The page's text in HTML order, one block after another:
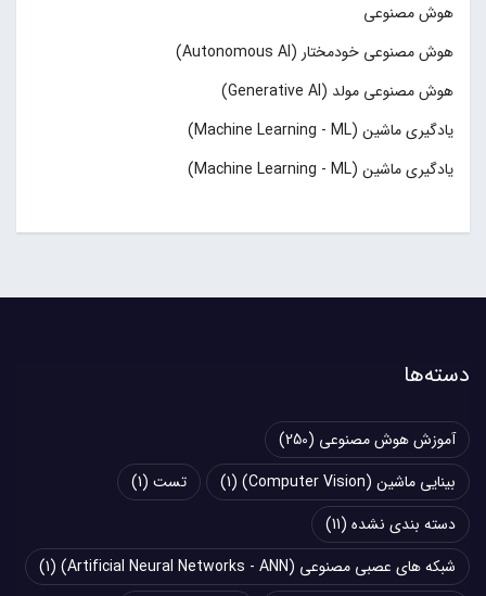
هوش مصنوعی
هوش مصنوعی خودمختار (Autonomous AI)
هوش مصنوعی مولد (Generative AI)
یادگیری ماشین (Machine Learning - ML)
یادگیری ماشین (Machine Learning - ML)
دسته‌ها
آموزش هوش مصنوعی (250)
بینایی ماشین (Computer Vision)
(1) تست (1)
دسته بندی نشده (11)
شبکه های عصبی مصنوعی (Artificial Neural Networks - ANN)
(1)